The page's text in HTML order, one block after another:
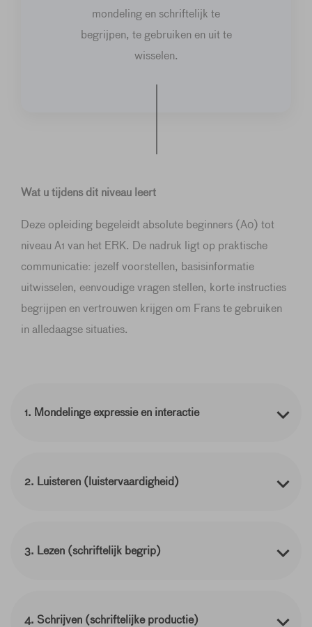
mondeling en schriftelijk te
begrijpen, te gebruiken en uit te
wisselen.
Wat u tijdens dit niveau leert
Deze opleiding begeleidt absolute beginners (A0) tot
niveau A1 van het ERK. De nadruk ligt op praktische
communicatie: jezelf voorstellen, basisinformatie
uitwisselen, eenvoudige vragen stellen, korte instructies
begrijpen en vertrouwen krijgen om Frans te gebruiken
in alledaagse situaties.
1. Mondelinge expressie en interactie
2. Luisteren (luistervaardigheid)
3. Lezen (schriftelijk begrip)
4. Schrijven (schriftelijke productie)